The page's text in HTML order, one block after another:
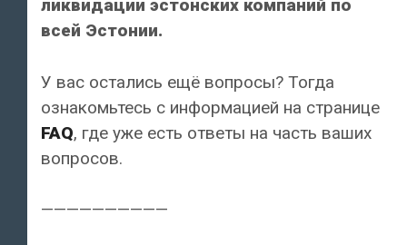
ликвидации эстонских компаний по
всей Эстонии.
У вас остались ещё вопросы? Тогда
ознакомьтесь c информацией на странице
FAQ, где уже есть ответы на часть ваших
вопросов.
——————————